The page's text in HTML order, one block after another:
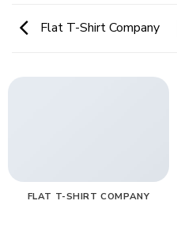
Flat T-Shirt Company
FLAT T-SHIRT COMPANY